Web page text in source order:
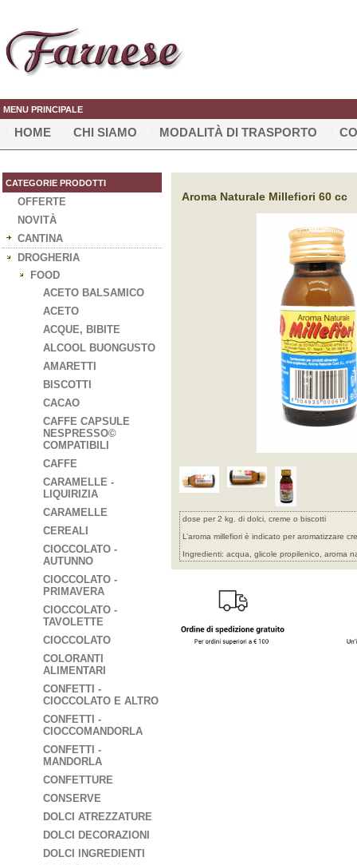
MENU PRINCIPALE
HOME CHI SIAMO MODALITÀ DI TRASPORTO
CATEGORIE PRODOTTI
OFFERTE
NOVITÀ
CANTINA
DROGHERIA
FOOD
ACETO BALSAMICO
ACETO
ACQUE, BIBITE
ALCOOL BUONGUSTO
AMARETTI
BISCOTTI
CACAO
CAFFE CAPSULE
NESPRESSO©
COMPATIBILI
CAFFE
CARAMELLE -
LIQUIRIZIA
CARAMELLE
CEREALI
CIOCCOLATO -
AUTUNNO
CIOCCOLATO -
PRIMAVERA
CIOCCOLATO -
TAVOLETTE
CIOCCOLATO
COLORANTI
ALIMENTARI
CONFETTI -
CIOCCOLATO E ALTRO
CONFETTI -
CIOCCOMANDORLA
CONFETTI -
MANDORLA
CONFETTURE
CONSERVE
DOLCI ATREZZATURE
DOLCI DECORAZIONI
DOLCI INGREDIENTI
Aroma Naturale Millefiori 60 cc
dose per 2 kg. di dolci, creme o biscotti
L’aroma millefiori è indicato per aromatizzare
Ingredienti: acqua, glicole propilenico, aroma